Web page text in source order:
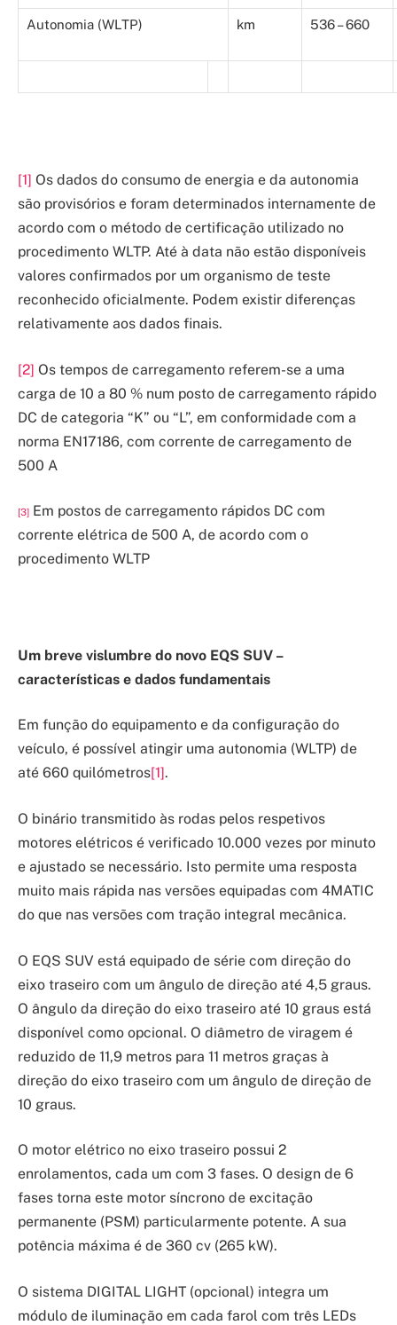
Autonomia (WLTP) km 536 – 660
[1] Os dados do consumo de energia e da autonomia
são provisórios e foram determinados internamente de
acordo com o método de certificação utilizado no
procedimento WLTP. Até à data não estão disponíveis
valores confirmados por um organismo de teste
reconhecido oficialmente. Podem existir diferenças
relativamente aos dados finais.
[2] Os tempos de carregamento referem-se a uma
carga de 10 a 80 % num posto de carregamento rápido
DC de categoria “K” ou “L”, em conformidade com a
norma EN17186, com corrente de carregamento de
500 A
[3] Em postos de carregamento rápidos DC com
corrente elétrica de 500 A, de acordo com o
procedimento WLTP
Um breve vislumbre do novo EQS SUV –
características e dados fundamentais
Em função do equipamento e da configuração do
veículo, é possível atingir uma autonomia (WLTP) de
até 660 quilómetros[1].
O binário transmitido às rodas pelos respetivos
motores elétricos é verificado 10.000 vezes por minuto
e ajustado se necessário. Isto permite uma resposta
muito mais rápida nas versões equipadas com 4MATIC
do que nas versões com tração integral mecânica.
O EQS SUV está equipado de série com direção do
eixo traseiro com um ângulo de direção até 4,5 graus.
O ângulo da direção do eixo traseiro até 10 graus está
disponível como opcional. O diâmetro de viragem é
reduzido de 11,9 metros para 11 metros graças à
direção do eixo traseiro com um ângulo de direção de
10 graus.
O motor elétrico no eixo traseiro possui 2
enrolamentos, cada um com 3 fases. O design de 6
fases torna este motor síncrono de excitação
permanente (PSM) particularmente potente. A sua
potência máxima é de 360 cv (265 kW).
O sistema DIGITAL LIGHT (opcional) integra um
módulo de iluminação em cada farol com três LEDs